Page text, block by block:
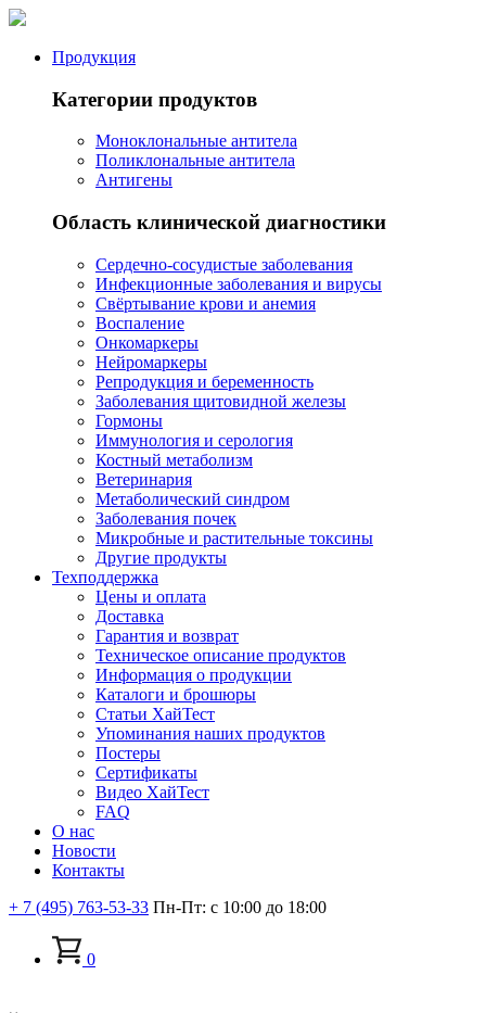
Продукция
Категории продуктов
Моноклональные антитела
Поликлональные антитела
Антигены
Область клинической диагностики
Сердечно-сосудистые заболевания
Инфекционные заболевания и вирусы
Свёртывание крови и анемия
Воспаление
Онкомаркеры
Нейромаркеры
Репродукция и беременность
Заболевания щитовидной железы
Гормоны
Иммунология и серология
Костный метаболизм
Ветеринария
Метаболический синдром
Заболевания почек
Микробные и растительные токсины
Другие продукты
Техподдержка
Цены и оплата
Доставка
Гарантия и возврат
Техническое описание продуктов
Информация о продукции
Каталоги и брошюры
Статьи ХайТест
Упоминания наших продуктов
Постеры
Сертификаты
Видео ХайТест
FAQ
О нас
Новости
Контакты
+ 7 (495) 763-53-33 Пн-Пт: с 10:00 до 18:00
0